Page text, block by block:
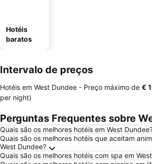
Hotéis
baratos
Intervalo de preços
Hotéis em West Dundee - Preço máximo de ‎€
per night)
Perguntas Frequentes sobre
Quais são os melhores hotéis em West
Quais são os melhores hotéis que aceitam
West Dundee?
Quais são os melhores hotéis com spa em